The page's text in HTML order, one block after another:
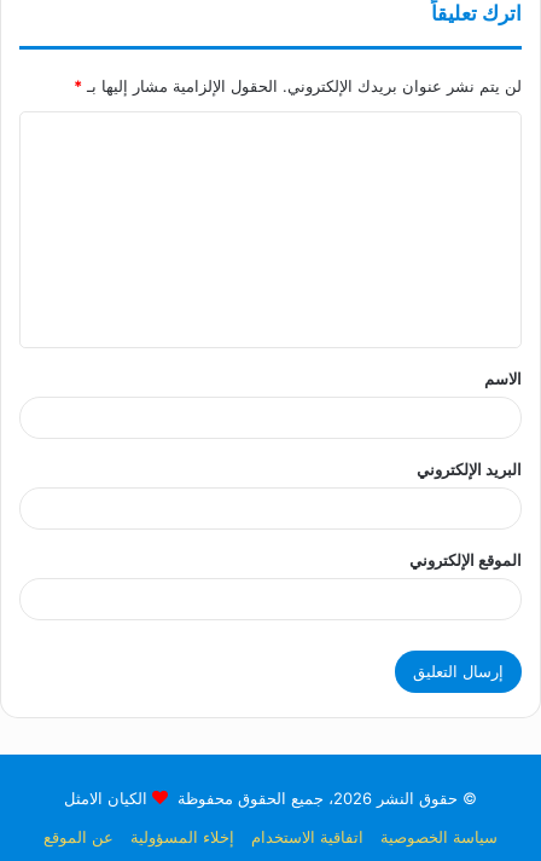
اترك تعليقاً
لن يتم نشر عنوان بريدك الإلكتروني. الحقول الإلزامية مشار إليها بـ*
ق
*
الاسم
البريد الإلكتروني
الموقع الإلكتروني
© حقوق النشر 2026، جميع الحقوق محفوظة
الكيان الامثل
سياسة الخصوصية
اتفاقية الاستخدام إخلاء المسؤولية عن الموقع